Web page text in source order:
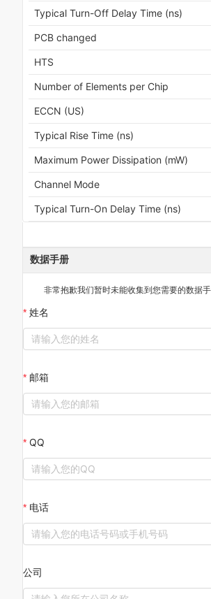
Typical Turn-Off Delay Time (ns)
PCB changed
HTS
Number of Elements per Chip
ECCN (US)
Typical Rise Time (ns)
Maximum Power Dissipation (mW)
Channel Mode
Typical Turn-On Delay Time (ns)
数据手册
非常抱歉我们暂时未能收集到您需要的数据
姓名
邮箱
QQ
电话
公司